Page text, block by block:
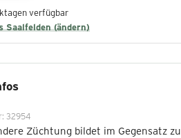
verfügbar
Saalfelden (ändern)
32954
Züchtung bildet im Gegensatz zu